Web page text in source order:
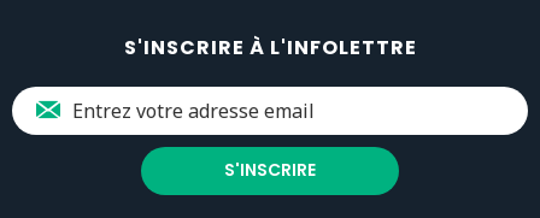
S'INSCRIRE À L'INFOLETTRE